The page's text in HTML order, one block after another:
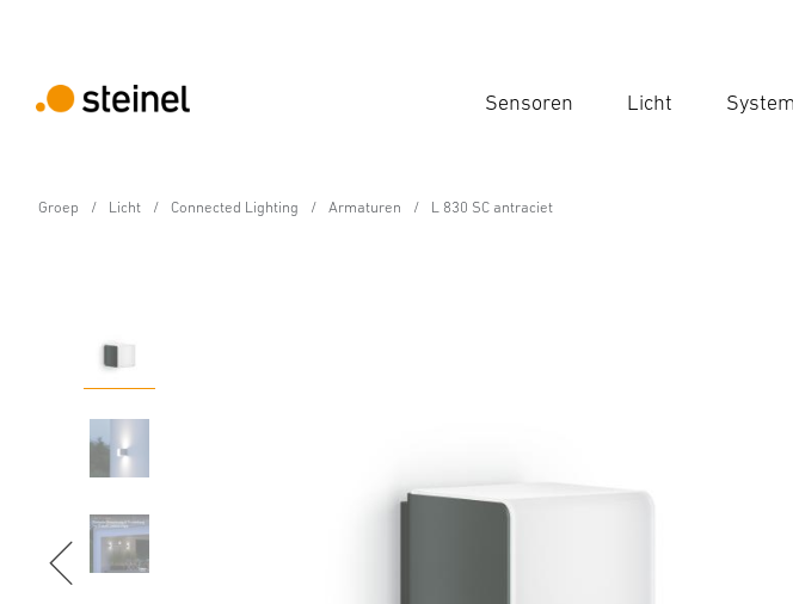
Sensoren Licht
Groep Licht Connected Lighting Armaturen L 830 SC antraciet
Eigenschappen